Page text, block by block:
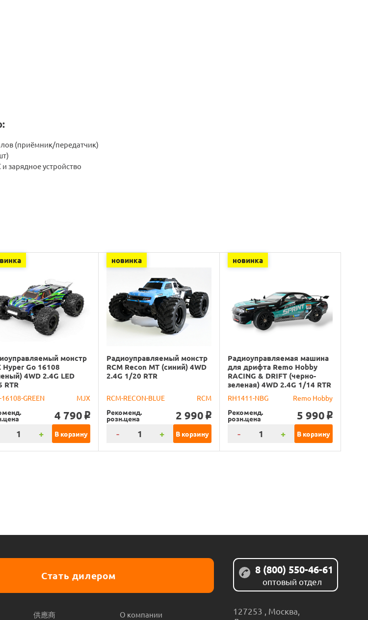
(приёмник/передатчик)
зарядное устройство
монстр
Hyper Go 16108
4WD 2.4G LED
RTR
GREEN
MJX
4 790 o
+ В корзину
новинка
Радиоуправляемый монстр
RCM Recon MT (синий) 4WD
2.4G 1/20 RTR
RCM-RECON-BLUE
RCM
Рекоменд.
розн.цена 2 990 o
- + В корзину
новинка
Радиоуправляемая машина
для дрифта Remo Hobby
RACING & DRIFT (черно-
зеленая) 4WD 2.4G 1/14 RTR
RH1411-NBG
Remo Hobby
Рекоменд.
розн.цена 5 990 o
- + В корзину
Стать дилером
供應商 О компании
8 (800) 550-46-61
оптовый отдел
127253 , Москва,